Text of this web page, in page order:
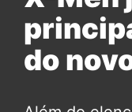
do